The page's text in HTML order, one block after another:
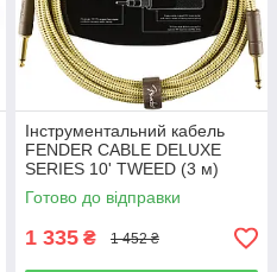
Інструментальний кабель
FENDER CABLE DELUXE
SERIES 10' TWEED (3 м)
Готово до відправки
1 335 ₴ 1 452 ₴